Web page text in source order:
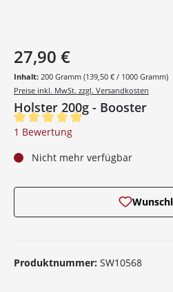
Holster 200g - Booster
27,90 €
Inhalt: 200 Gramm (139,50 € / 1000 Gramm)
Preise inkl. MwSt. zzgl. Versandkosten
Durchschnittliche Bewertung von
1 Bewertung
Nicht mehr verfügbar
Produktnummer: SW10568